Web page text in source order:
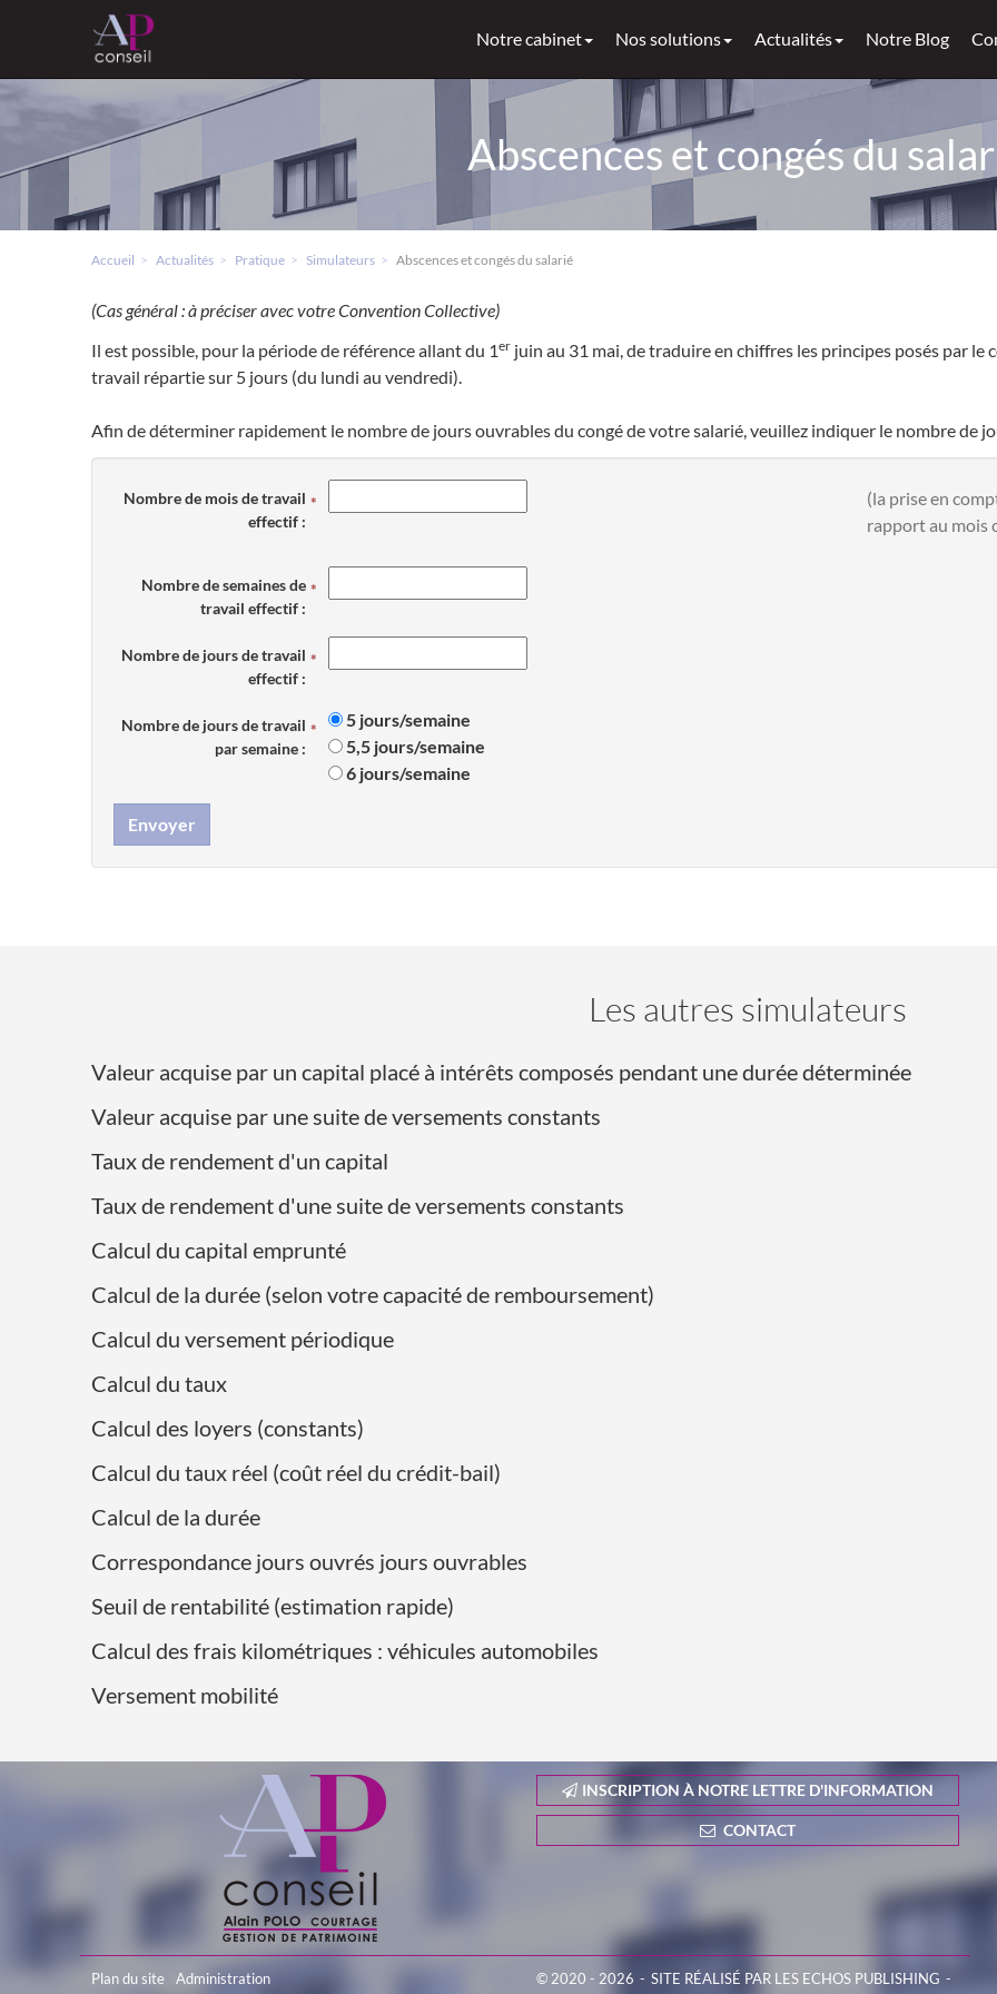
Notre cabinet Nos solutions Actualités Notre Blog
Abscences et congés du
Accueil Actualités Pratique Simulateurs Abscences et congés du salarié
(Cas général : à préciser avec votre Convention Collective)
Il est possible, pour la période de référence allant du 1er juin au 31 mai, de traduire en chiffres les principes posés par
travail répartie sur 5 jours (du lundi au vendredi).
Afin de déterminer rapidement le nombre de jours ouvrables du congé de votre salarié, veuillez indiquer le nombre de
Nombre de mois de travail
effectif :
(la prise en
rapport au mois
Nombre de semaines de
travail effectif :
Nombre de jours de travail
effectif :
Nombre de jours de travail
par semaine :
5 jours/semaine
5,5 jours/semaine
6 jours/semaine
Envoyer
Les autres simulateurs
Valeur acquise par un capital placé à intérêts composés pendant une durée déterminée
Valeur acquise par une suite de versements constants
Taux de rendement d'un capital
Taux de rendement d'une suite de versements constants
Calcul du capital emprunté
Calcul de la durée (selon votre capacité de remboursement)
Calcul du versement périodique
Calcul du taux
Calcul des loyers (constants)
Calcul du taux réel (coût réel du crédit-bail)
Calcul de la durée
Correspondance jours ouvrés jours ouvrables
Seuil de rentabilité (estimation rapide)
Calcul des frais kilométriques : véhicules automobiles
Versement mobilité
INSCRIPTION À NOTRE LETTRE D'INFORMATION
CONTACT
Plan du site Administration © 2020 - 2026
SITE RÉALISÉ PAR LES ECHOS PUBLISHING